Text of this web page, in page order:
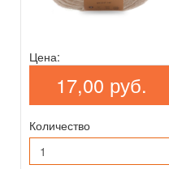
Цена:
17,00 руб.
Количество